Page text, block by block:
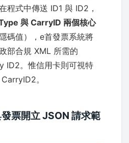
程式中傳送 ID1 與 ID2，
與 CarryID 兩個核心
碼值），e首發票系統將
部合規 XML 所需的
ID2。惟信用卡則可視特
。
票開立 JSON 請求範